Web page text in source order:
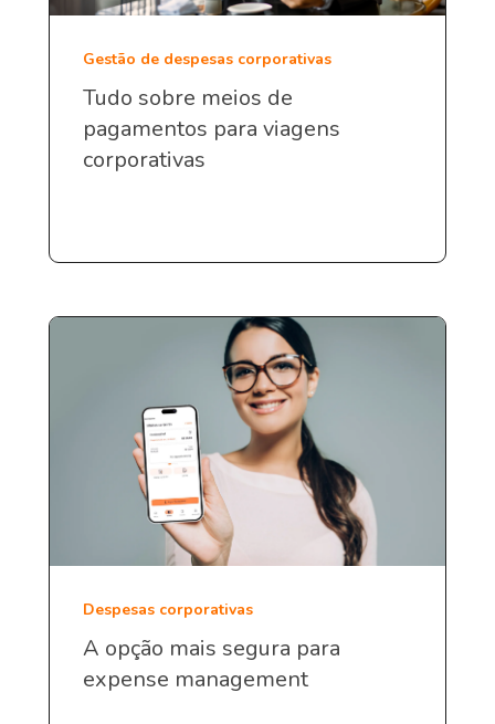
Gestão de despesas corporativas
Tudo sobre meios de
pagamentos para viagens
corporativas
Despesas corporativas
A opção mais segura para
expense management